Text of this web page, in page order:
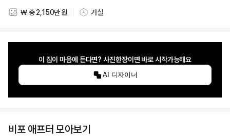
스타일링 비용
₩ 총 2,150만 원 스타일링 공간
거실
이 집이 마음에 든다면? 사진한장이면 바로 시작가능해요
AI 디자이너
비포 애프터 모아보기